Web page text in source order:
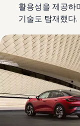
활용성을 제공하
기술도 탑재했다.